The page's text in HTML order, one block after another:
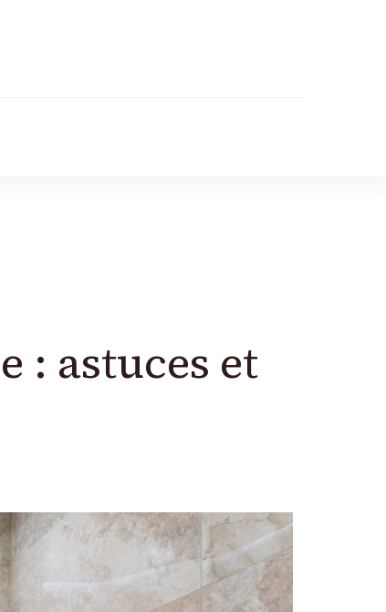
: astuces et